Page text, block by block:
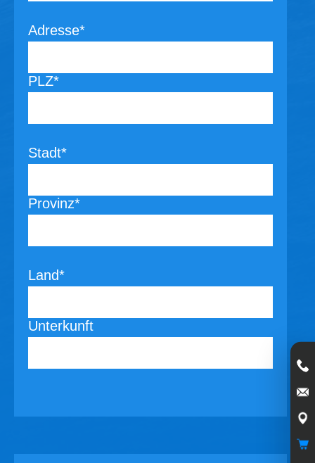
Gruppenkurse
Kindergarten
Skisafari
Adresse*
PLZ*
Stadt*
Provinz*
Land*
Unterkunft